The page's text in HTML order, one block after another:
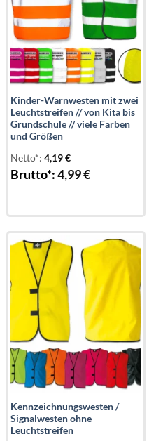
Kinder-Warnwesten mit zwei
Leuchtstreifen // von Kita bis
Grundschule // viele Farben
und Größen
Netto*: 4,19€
Brutto*:4,99€
Add to
wishlist
Kennzeichnungswesten /
Signalwesten ohne
Leuchtstreifen